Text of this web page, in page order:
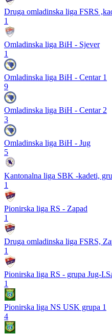
Druga omladinska liga FSRS
1
Omladinska liga BiH - Sjever
1
Omladinska liga BiH - Centar 1
9
Omladinska liga BiH - Centar 2
3
Omladinska liga BiH - Jug
5
Kantonalna liga SBK -kadeti,
1
Pionirska liga RS - Zapad
1
Druga omladinska liga FSRS,
1
Pionirska liga RS - grupa Jug-
1
Pionirska liga NS USK grupa 1
4